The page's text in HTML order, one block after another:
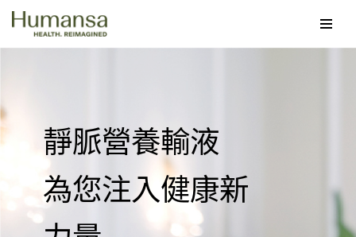
靜脈營養輸液
為您注入健康新